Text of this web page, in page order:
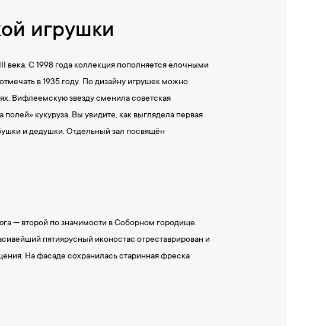
игрушки
века. С 1998 года коллекция пополняется ёлочными
в 1935 году. По дизайну игрушек можно
Вифлеемскую звезду сменила советская
кукуруза. Вы увидите, как выглядела первая
и дедушки. Отдельный зал посвящён
— второй по значимости в Соборном городище.
пятиярусный иконостас отреставрирован и
На фасаде сохранилась старинная фреска